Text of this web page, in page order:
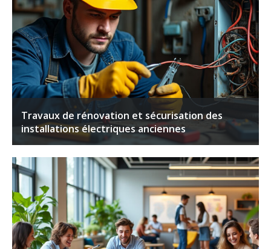
Travaux de rénovation et sécurisation des
installations électriques anciennes